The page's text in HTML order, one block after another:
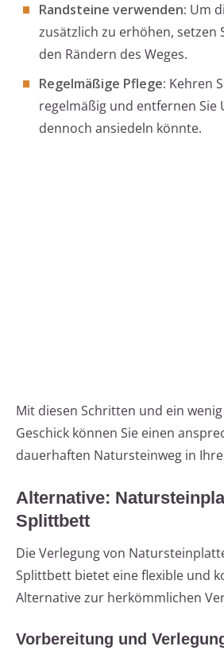
Randsteine verwenden: Um
zusätzlich zu erhöhen, setzen
den Rändern des Weges.
Regelmäßige Pflege: Kehren
regelmäßig und entfernen Sie
dennoch ansiedeln könnte.
Mit diesen Schritten und ein
Geschick können Sie einen
dauerhaften Natursteinweg in
Alternative:
Splittbett
Die Verlegung von
Splittbett bietet eine flexible und
Alternative zur herkömmlichen
Vorbereitung und